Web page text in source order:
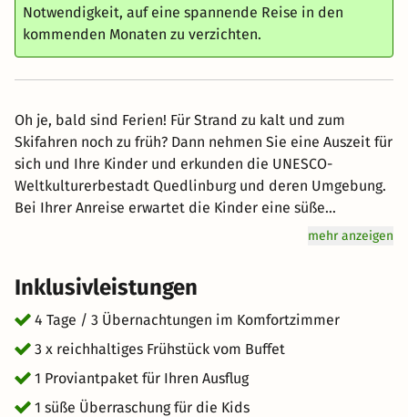
Notwendigkeit, auf eine spannende Reise in den
kommenden Monaten zu verzichten.
Oh je, bald sind Ferien! Für Strand zu kalt und zum
Skifahren noch zu früh? Dann nehmen Sie eine Auszeit für
sich und Ihre Kinder und erkunden die UNESCO-
Weltkulturerbestadt Quedlinburg und deren Umgebung.
Bei Ihrer Anreise erwartet die Kinder eine süße
Überraschung auf dem Zimmer und dann kann es auch
steht Ihnen für diesen Zeitraum nicht nur als "Basis
Camp", sondern auch als gemütlicher Rückzugsort zur
Verfügung. Für Ihren Ausflug, egal ob zum
Hexentanzplatz, zur Rappbodetalsperre mit der „Titan-
RT“ Hängebrücke oder einfach zu einem Städtetrip,
bereitet Ihnen unsere Küche ein tolles Proviantpaket zu.
Und wenn die Füße nicht mehr wollen, nutzen Sie im
mehr anzeigen
Inklusivleistungen
4 Tage / 3 Übernachtungen im Komfortzimmer
3 x reichhaltiges Frühstück vom Buffet
1 Proviantpaket für Ihren Ausflug
1 süße Überraschung für die Kids